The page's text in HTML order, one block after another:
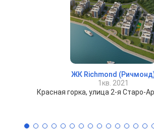
ЖК Richmond
1кв. 2021
Красная горка, улица 2-я Старо-